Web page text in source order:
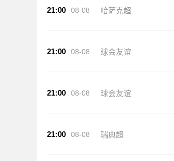
21:00 08-08 哈萨克超
21:00 08-08 球会友谊
21:00 08-08 球会友谊
21:00 08-08 瑞典超